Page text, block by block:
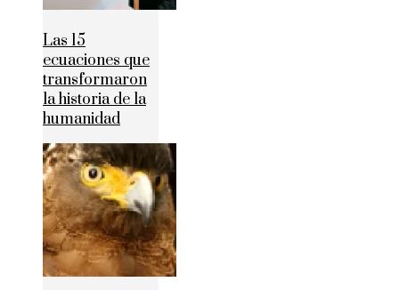
Las 15
ecuaciones que
transformaron
la historia de la
humanidad